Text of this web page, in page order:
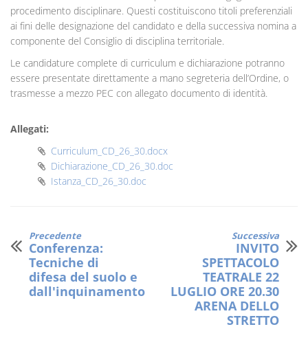
procedimento disciplinare. Questi costituiscono titoli preferenziali
ai fini delle designazione del candidato e della successiva nomina a
componente del Consiglio di disciplina territoriale.
Le candidature complete di curriculum e dichiarazione potranno
essere presentate direttamente a mano segreteria dell’Ordine, o
trasmesse a mezzo PEC con allegato documento di identità.
Allegati:
Curriculum_CD_26_30.docx
Dichiarazione_CD_26_30.doc
Istanza_CD_26_30.doc
Precedente
Conferenza:
Tecniche di
difesa del suolo e
dall'inquinamento
Successiva
INVITO
SPETTACOLO
TEATRALE 22
LUGLIO ORE 20.30
ARENA DELLO
STRETTO